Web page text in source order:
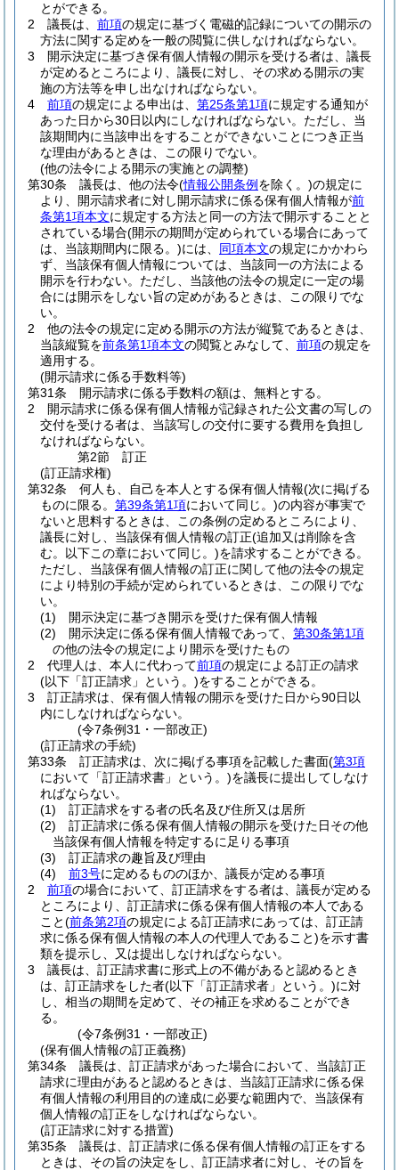
とができる。
2
議長は、 前項の規定に基づく電磁的記録についての開示の
方法に関する定めを一般の閲覧に供しなければならない。
3
開示決定に基づき保有個人情報の開示を受ける者は、議長
が定めるところにより、議長に対し、その求める開示の実
施の方法等を申し出なければならない。
4
前項の規定による申出は、 第25条第1項に規定する通知が
あった日から30日以内にしなければならない。 ただし、当
該期間内に当該申出をすることができないことにつき正当
な理由があるときは、この限りでない。
(他の法令による開示の実施との調整)
第30条
議長は、他の法令(情報公開条例 を除く。)の規定に
より、開示請求者に対し開示請求に係る保有個人情報が前
条第1項本文に規定する方法と同一の方法で開示することと
されている場合(開示の期間が定められている場合にあって
は、当該期間内に限る。)には、 同項本文の規定にかかわら
ず、当該保有個人情報については、当該同一の方法による
開示を行わない。 ただし、当該他の法令の規定に一定の場
合には開示をしない旨の定めがあるときは、この限りでな
い。
2
他の法令の規定に定める開示の方法が縦覧であるときは、
当該縦覧を前条第1項本文の閲覧とみなして、 前項の規定を
適用する。
(開示請求に係る手数料等)
第31条
開示請求に係る手数料の額は、無料とする。
2
開示請求に係る保有個人情報が記録された公文書の写しの
交付を受ける者は、当該写しの交付に要する費用を負担し
なければならない。
第2節
訂正
(訂正請求権)
第32条
何人も、自己を本人とする保有個人情報(次に掲げる
ものに限る。 第39条第1項において同じ。)の内容が事実で
ないと思料するときは、この条例の定めるところにより、
議長に対し、当該保有個人情報の訂正(追加又は削除を含
む。以下この章において同じ。)を請求することができる。
ただし、当該保有個人情報の訂正に関して他の法令の規定
により特別の手続が定められているときは、この限りでな
い。
(1)
開示決定に基づき開示を受けた保有個人情報
(2)
開示決定に係る保有個人情報であって、 第30条第1項
の他の法令の規定により開示を受けたもの
2
代理人は、本人に代わって前項の規定による訂正の請求
(以下「訂正請求」という。)をすることができる。
3
訂正請求は、保有個人情報の開示を受けた日から90日以
内にしなければならない。
(令7条例31・一部改正)
(訂正請求の手続)
第33条
訂正請求は、次に掲げる事項を記載した書面(第3項
において「訂正請求書」という。)を議長に提出してしなけ
ればならない。
(1)
訂正請求をする者の氏名及び住所又は居所
(2)
訂正請求に係る保有個人情報の開示を受けた日その他
当該保有個人情報を特定するに足りる事項
(3)
訂正請求の趣旨及び理由
(4)
前3号に定めるもののほか、議長が定める事項
2
前項の場合において、訂正請求をする者は、議長が定める
ところにより、訂正請求に係る保有個人情報の本人である
こと(前条第2項の規定による訂正請求にあっては、訂正請
求に係る保有個人情報の本人の代理人であること)を示す書
類を提示し、又は提出しなければならない。
3
議長は、訂正請求書に形式上の不備があると認めるとき
は、訂正請求をした者(以下「訂正請求者」という。)に対
し、相当の期間を定めて、その補正を求めることができ
る。
(令7条例31・一部改正)
(保有個人情報の訂正義務)
第34条
議長は、訂正請求があった場合において、当該訂正
請求に理由があると認めるときは、当該訂正請求に係る保
有個人情報の利用目的の達成に必要な範囲内で、当該保有
個人情報の訂正をしなければならない。
(訂正請求に対する措置)
第35条
議長は、訂正請求に係る保有個人情報の訂正をする
ときは、その旨の決定をし、訂正請求者に対し、その旨を